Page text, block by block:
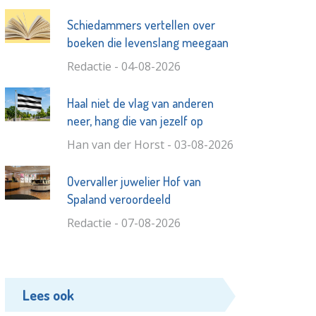
Schiedammers vertellen over
boeken die levenslang meegaan
Redactie - 04-08-2026
Haal niet de vlag van anderen
neer, hang die van jezelf op
Han van der Horst - 03-08-2026
Overvaller juwelier Hof van
Spaland veroordeeld
Redactie - 07-08-2026
Lees ook